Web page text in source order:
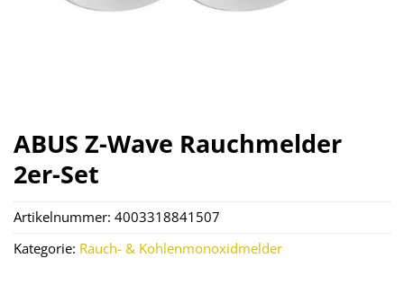
ABUS Z-Wave Rauchmelder
2er-Set
Artikelnummer: 4003318841507
Kategorie: Rauch- & Kohlenmonoxidmelder